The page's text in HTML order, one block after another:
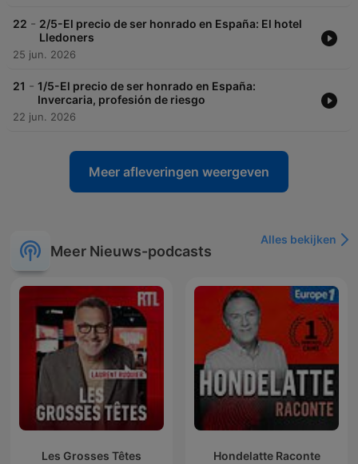
22 - 2/5-El precio de ser honrado en España: El hotel
Lledoners
25 jun. 2026
21 - 1/5-El precio de ser honrado en España:
Invercaria, profesión de riesgo
22 jun. 2026
Meer afleveringen weergeven
Meer Nieuws-podcasts
Alles bekijken
Les Grosses Têtes Hondelatte Raconte